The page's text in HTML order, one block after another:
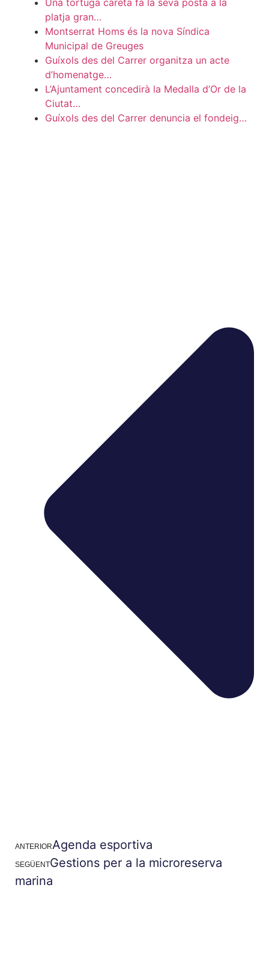
Una tortuga careta fa la seva posta a la
platja gran…
Montserrat Homs és la nova Síndica
Municipal de Greuges
Guíxols des del Carrer organitza un acte
d’homenatge…
L’Ajuntament concedirà la Medalla d’Or de la
Ciutat…
Guíxols des del Carrer denuncia el fondeig…
ANTERIORAgenda esportiva
SEGÜENTGestions per a la microreserva
marina